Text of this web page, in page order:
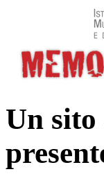
Un sito